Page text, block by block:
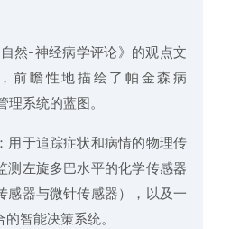
然-神经病学评论》的观点文
前瞻性地描绘了帕金森病
理系统的蓝图。
用于追踪症状和病情的物理传
测左旋多巴水平的化学传感器
感器与微针传感器），以及一
智能决策系统。